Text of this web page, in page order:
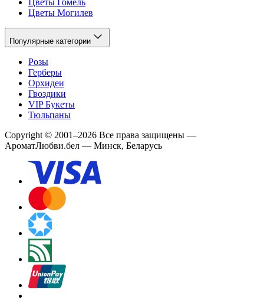
Цветы Гомель
Цветы Могилев
Популярные категории
Розы
Герберы
Орхидеи
Гвоздики
VIP Букеты
Тюльпаны
Copyright © 2001–2026 Все права защищены —
АроматЛюбви.бел — Минск, Беларусь